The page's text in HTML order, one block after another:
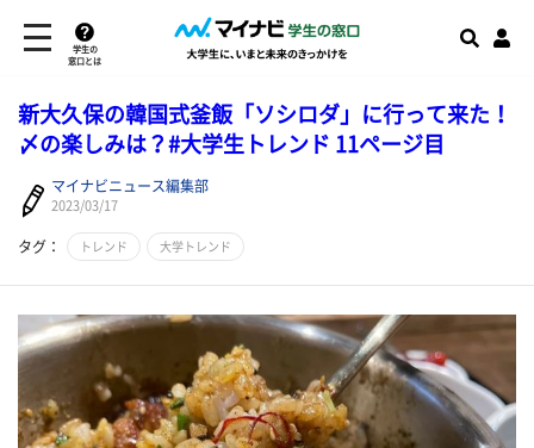
学生の
窓口とは
新大久保の韓国式釜飯「ソシロダ」に行って来た！
〆の楽しみは？#大学生トレンド 11ページ目
マイナビニュース編集部
2023/03/17
タグ： トレンド 大学トレンド